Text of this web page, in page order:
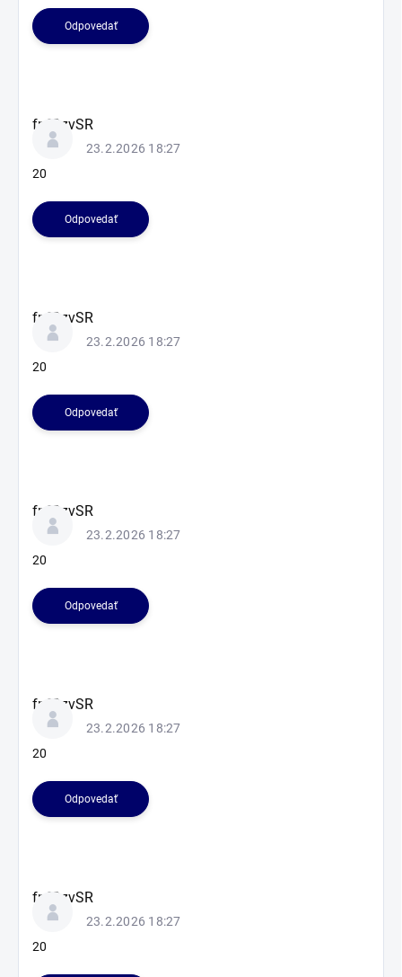
Odpovedať
fnfOzvSR
23.2.2026 18:27
20
Odpovedať
fnfOzvSR
23.2.2026 18:27
20
Odpovedať
fnfOzvSR
23.2.2026 18:27
20
Odpovedať
fnfOzvSR
23.2.2026 18:27
20
Odpovedať
fnfOzvSR
23.2.2026 18:27
20